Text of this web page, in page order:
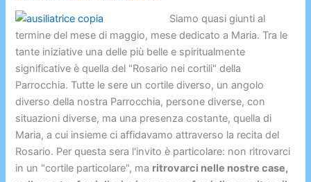
Siamo quasi giunti al
termine del mese di maggio, mese dedicato a Maria. Tra le
tante iniziative una delle più belle e spiritualmente
significative è quella del "Rosario nei cortili" della
Parrocchia. Tutte le sere un cortile diverso, un angolo
diverso della nostra Parrocchia, persone diverse, con
situazioni diverse, ma una presenza costante, quella di
Maria, a cui insieme ci affidavamo attraverso la recita del
Rosario. Per questa sera l'invito è particolare: non ritrovarci
in un "cortile particolare", ma ritrovarci nelle nostre case,